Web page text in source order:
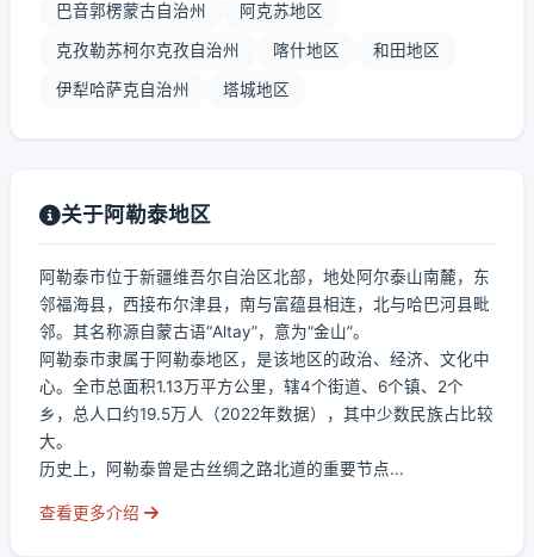
巴音郭楞蒙古自治州 阿克苏地区
克孜勒苏柯尔克孜自治州 喀什地区 和田地区
伊犁哈萨克自治州 塔城地区
关于阿勒泰地区
阿勒泰市位于新疆维吾尔自治区北部，地处阿尔泰山南麓，东
邻福海县，西接布尔津县，南与富蕴县相连，北与哈巴河县毗
邻。其名称源自蒙古语“Altay”，意为“金山”。
阿勒泰市隶属于阿勒泰地区，是该地区的政治、经济、文化中
心。全市总面积1.13万平方公里，辖4个街道、6个镇、2个
乡，总人口约19.5万人（2022年数据），其中少数民族占比较
大。
历史上，阿勒泰曾是古丝绸之路北道的重要节点...
查看更多介绍